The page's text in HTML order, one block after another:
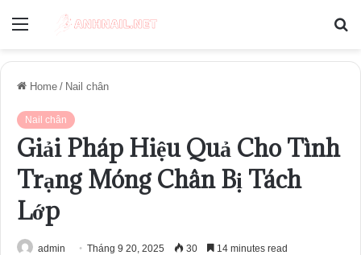
Menu
Home / Nail chân
Nail chân
Giải Pháp Hiệu Quả Cho Tình
Trạng Móng Chân Bị Tách
Lớp
admin Tháng 9 20, 2025 30 14 minutes read